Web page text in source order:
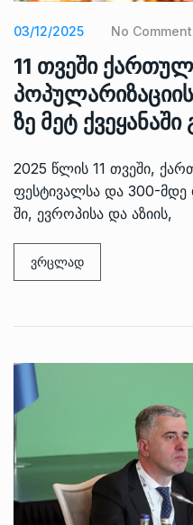
03/12/2025 No Comment
11 თვეში
ზე მეტ
2025 წლის 11 თვეში,
ფესტივალსა და 300-მდე
ში, ევროპისა და აზიის,
ვრცლად